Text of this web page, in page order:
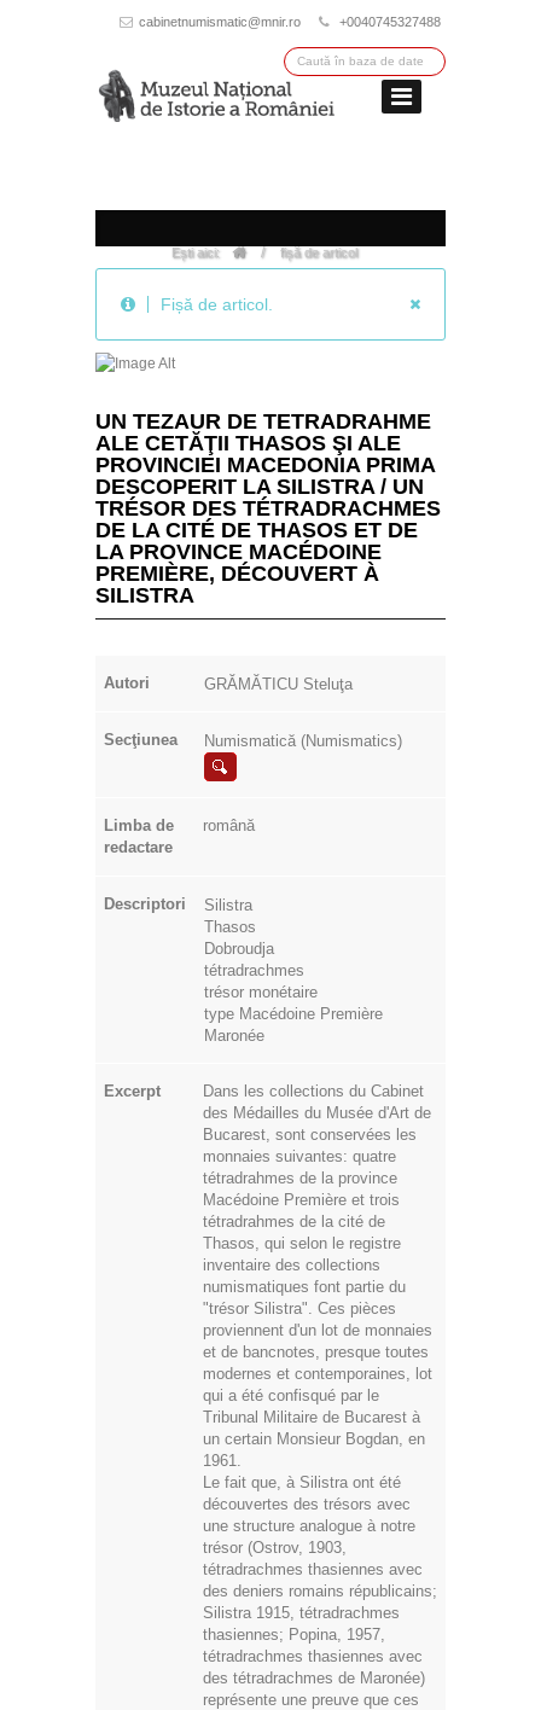
cabinetnumismatic@mnir.ro +0040745327488
Ești aici: / fișă de articol
Fișă de articol.
UN TEZAUR DE TETRADRAHME
ALE CETĂŢII THASOS ŞI ALE
PROVINCIEI MACEDONIA PRIMA
DESCOPERIT LA SILISTRA / UN
TRÉSOR DES TÉTRADRACHMES
DE LA CITÉ DE THASOS ET DE
LA PROVINCE MACÉDOINE
PREMIÈRE, DÉCOUVERT À
SILISTRA
Autori GRĂMĂTICU Steluţa
Secţiunea Numismatică (Numismatics)
Limba de
redactare
română
Descriptori
Silistra
Thasos
Dobroudja
tétradrachmes
trésor monétaire
type Macédoine Première
Maronée
Excerpt
Dans les collections du Cabinet
des Médailles du Musée d'Art de
Bucarest, sont conservées les
monnaies suivantes: quatre
tétradrahmes de la province
Macédoine Première et trois
tétradrahmes de la cité de
Thasos, qui selon le registre
inventaire des collections
numismatiques font partie du
"trésor Silistra". Ces pièces
proviennent d'un lot de monnaies
et de bancnotes, presque toutes
modernes et contemporaines, lot
qui a été confisqué par le
Tribunal Militaire de Bucarest à
un certain Monsieur Bogdan, en
1961.
Le fait que, à Silistra ont été
découvertes des trésors avec
une structure analogue à notre
trésor (Ostrov, 1903,
tétradrachmes thasiennes avec
des deniers romains républicains;
Silistra 1915, tétradrachmes
thasiennes; Popina, 1957,
tétradrachmes thasiennes avec
des tétradrachmes de Maronée)
représente une preuve que ces